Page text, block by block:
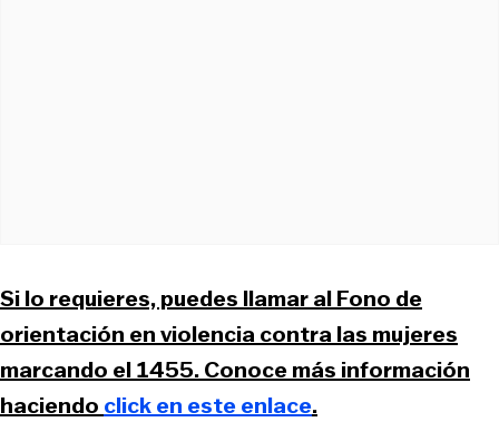
Si lo requieres, puedes llamar al Fono de
orientación en violencia contra las mujeres
marcando el 1455. Conoce más información
haciendo click en este enlace.